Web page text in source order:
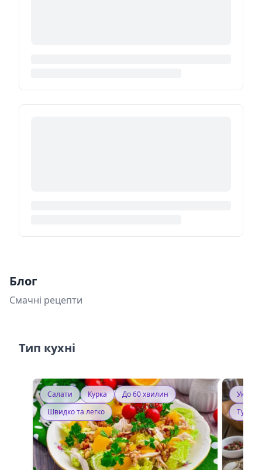
Блог
Смачні рецепти
Тип кухні
Салати Курка
До 60 хвилин
Швидко та легко